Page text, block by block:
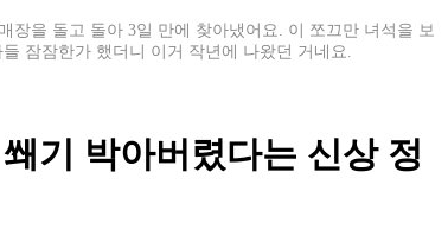
장을 돌고 돌아 3일 만에 찾아냈어요. 이 쪼끄만 녀석을 보
잠잠한가 했더니 이거 작년에 나왔던 거네요.
기 박아버렸다는 신상 정